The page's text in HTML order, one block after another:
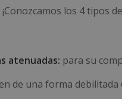
¡Conozcamos los 4 tipos
atenuadas: para su
de una forma debilitada